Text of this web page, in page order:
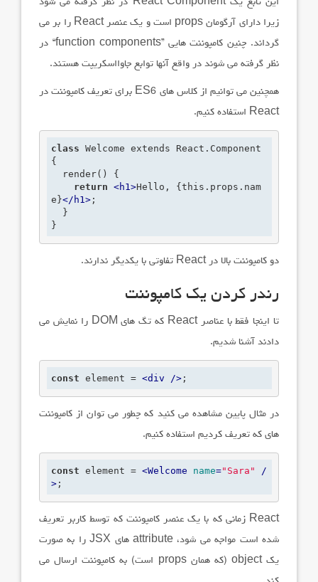
زیرا دارای آرگومان props است و یک عنصرReact را بر می
گرداند. چنین کامپوننت هایی“function components” در
نظر گرفته می شوند در واقع آنها توابع جاوااسکریپت هستند.
همچنین می توانیم از کلاس های ES6 برای تعریف کامپوننت در
React استفاده کنیم.
class Welcome extends React.Component
{
return <h1 >Hello, {this.props.nam
e}</ h1 > ;
}
دو کامپوننت بالا درReact تفاوتی با یکدیگر ندارند.
رندر کردن یک کامپوننت
تا اینجا فقط با عناصرReact که تگ های DOM را نمایش می
دادند آشنا شدیم.
const element = <div /> ;
در مثال پایین مشاهده می کنید که چطور می توان از کامپوننت
های که تعریف کردیم استفاده کنیم.
const element = <Welcome name="Sara"
/
> ;
React زمانی که با یک عنصر کامپوننت که توسط کاربر تعریف
شده است مواجه می شود، attributeهای JSXرا به صورت
یکobject (که همانprops است) به کامپوننتارسال می